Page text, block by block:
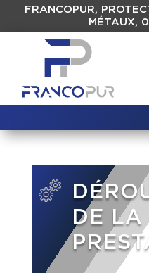
FRANCOPUR,
MÉTAUX,
DE LA